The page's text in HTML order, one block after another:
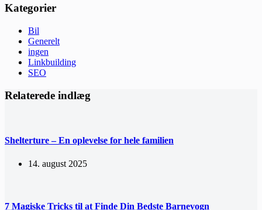
Kategorier
Bil
Generelt
ingen
Linkbuilding
SEO
Relaterede indlæg
Shelterture – En oplevelse for hele familien
14. august 2025
7 Magiske Tricks til at Finde Din Bedste Barnevogn